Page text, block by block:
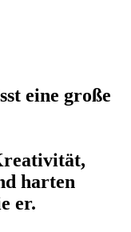
eine große
harten
er.